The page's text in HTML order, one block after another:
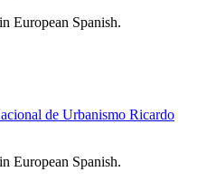
European Spanish.
de Urbanismo Ricardo
European Spanish.